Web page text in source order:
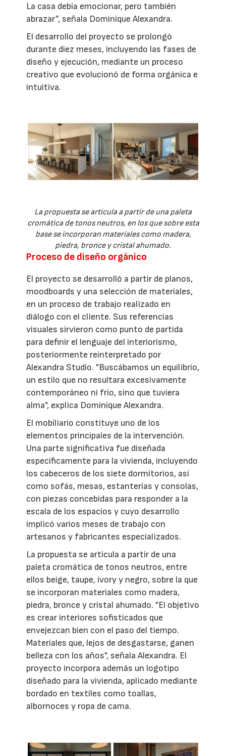
La casa debía emocionar, pero también
abrazar”, señala Dominique Alexandra.
El desarrollo del proyecto se prolongó
durante diez meses, incluyendo las fases de
diseño y ejecución, mediante un proceso
creativo que evolucionó de forma orgánica e
intuitiva.
La propuesta se articula a partir de una paleta
cromática de tonos neutros, en los que sobre esta
base se incorporan materiales como madera,
piedra, bronce y cristal ahumado.
Proceso de diseño orgánico
El proyecto se desarrolló a partir de planos,
moodboards y una selección de materiales,
en un proceso de trabajo realizado en
diálogo con el cliente. Sus referencias
visuales sirvieron como punto de partida
para definir el lenguaje del interiorismo,
posteriormente reinterpretado por
Alexandra Studio. "Buscábamos un equilibrio,
un estilo que no resultara excesivamente
contemporáneo ni frío, sino que tuviera
alma", explica Dominique Alexandra.
El mobiliario constituye uno de los
elementos principales de la intervención.
Una parte significativa fue diseñada
específicamente para la vivienda, incluyendo
los cabeceros de los siete dormitorios, así
como sofás, mesas, estanterías y consolas,
con piezas concebidas para responder a la
escala de los espacios y cuyo desarrollo
implicó varios meses de trabajo con
artesanos y fabricantes especializados.
La propuesta se articula a partir de una
paleta cromática de tonos neutros, entre
ellos beige, taupe, ivory y negro, sobre la que
se incorporan materiales como madera,
piedra, bronce y cristal ahumado. "El objetivo
es crear interiores sofisticados que
envejezcan bien con el paso del tiempo.
Materiales que, lejos de desgastarse, ganen
belleza con los años", señala Alexandra. El
proyecto incorpora además un logotipo
diseñado para la vivienda, aplicado mediante
bordado en textiles como toallas,
albornoces y ropa de cama.